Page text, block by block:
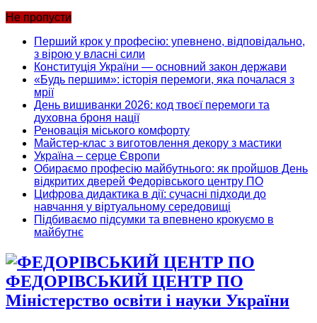
Не пропусти
Перший крок у професію: упевнено, відповідально,
з вірою у власні сили
Конституція України — основний закон держави
«Будь першим»: історія перемоги, яка почалася з
мрії
День вишиванки 2026: код твоєї перемоги та
духовна броня нації
Реновація міського комфорту
Майстер-клас з виготовлення декору з мастики
Україна – серце Європи
Обираємо професію майбутнього: як пройшов День
відкритих дверей Федорівського центру ПО
Цифрова дидактика в дії: сучасні підходи до
навчання у віртуальному середовищі
Підбиваємо підсумки та впевнено крокуємо в
майбутнє
ФЕДОРІВСЬКИЙ ЦЕНТР ПО
Міністерство освіти і науки України